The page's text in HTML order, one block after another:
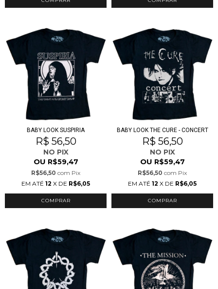
BABY LOOK SUSPIRIA
R$ 56,50
NO PIX
OU R$59,47
R$56,50 com Pix
EM ATÉ 12 X DE R$6,05
COMPRAR
BABY LOOK THE CURE - CONCERT
R$ 56,50
NO PIX
OU R$59,47
R$56,50 com Pix
EM ATÉ 12 X DE R$6,05
COMPRAR